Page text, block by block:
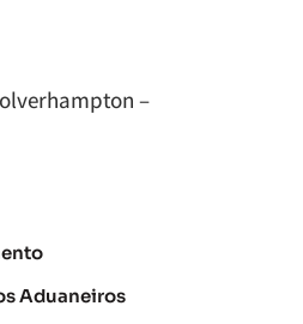
–
Aduaneiros